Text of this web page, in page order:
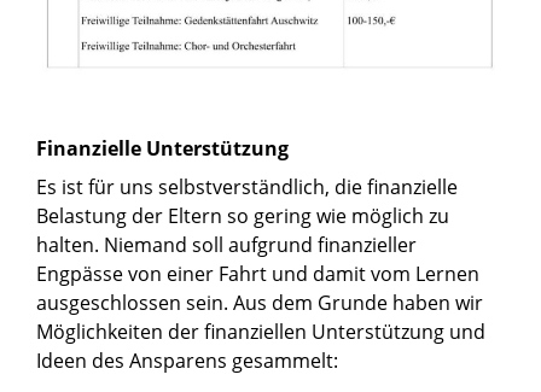
Finanzielle Unterstützung
Es ist für uns selbstverständlich, die finanzielle
Belastung der Eltern so gering wie möglich zu
halten. Niemand soll aufgrund finanzieller
Engpässe von einer Fahrt und damit vom Lernen
ausgeschlossen sein. Aus dem Grunde haben wir
Möglichkeiten der finanziellen Unterstützung und
Ideen des Ansparens gesammelt: